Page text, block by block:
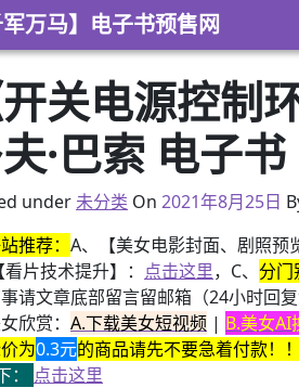
军万马】电子书预售网
开关电源控制
·巴索 电子
under未分类 On 2021年8月24日
2021年8月25日
推荐： A、【美女电影封面、剧照预
片技术提升】： 点击这里，C、 分门
文章底部留言留邮箱（24小时回复
欣赏： A.下载美女短视频 | B.美女AI
为0.3元的商品请先不要急着付款！！
： 点击这里